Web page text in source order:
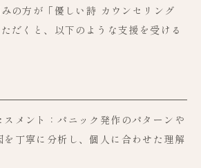
の方が「優しい詩 カウンセリング
だくと、以下のような支援を受ける
メント ：パニック発作のパターンや
を丁寧に分析し、個人に合わせた理解